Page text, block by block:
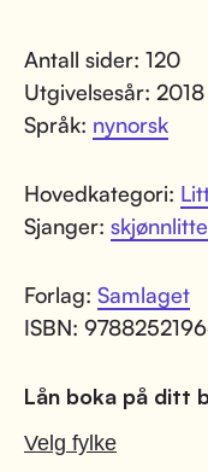
Antall sider: 120
Utgivelsesår: 2018
Språk: nynorsk
Hovedkategori:
Sjanger:
Forlag: Samlaget
ISBN:
Lån boka på ditt